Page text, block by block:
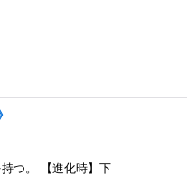
つ。 【進化時】下